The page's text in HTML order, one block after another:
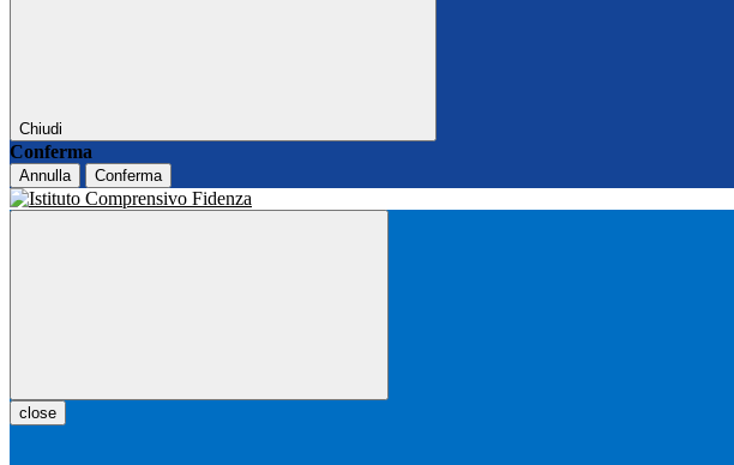
Chiudi
Conferma
Annulla Conferma
close